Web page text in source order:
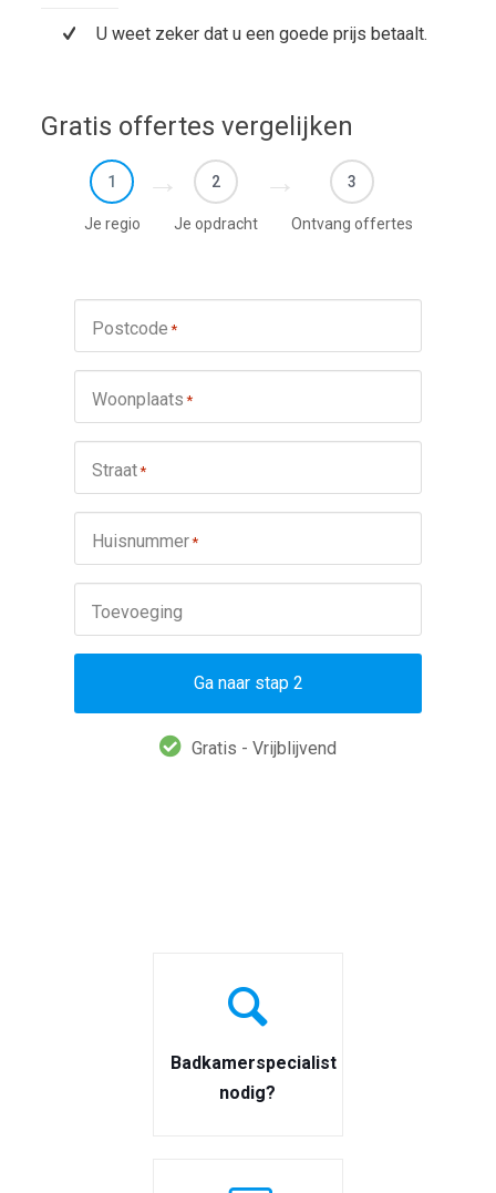
U weet zeker dat u een goede prijs betaalt.
Gratis offertes vergelijken
1
Je regio
2
Je opdracht
3
Ontvang offertes
Postcode *
Woonplaats *
Straat*
Huisnummer*
Toevoeging
Ga naar stap 2
Gratis - Vrijblijvend
Badkamerspecialist
nodig?